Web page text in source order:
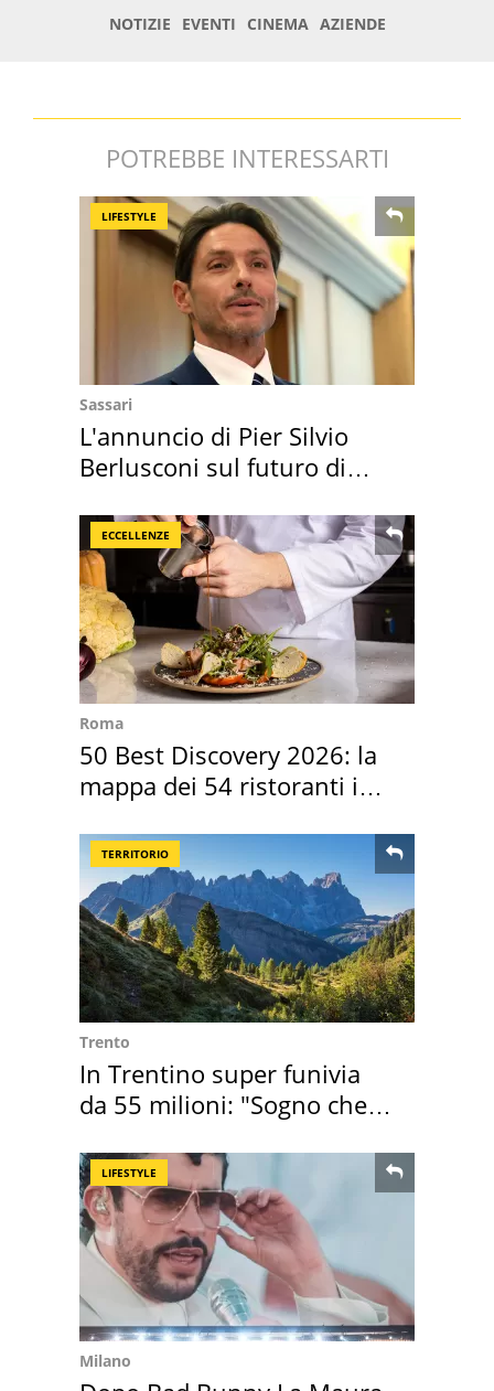
POTREBBE INTERESSARTI
LIFESTYLE
Sassari
L'annuncio di Pier Silvio
Berlusconi sul futuro di
ECCELLENZE
Roma
50 Best Discovery 2026: la
mappa dei 54 ristoranti in
TERRITORIO
Trento
In Trentino super funivia
da 55 milioni: "Sogno che si
LIFESTYLE
Milano